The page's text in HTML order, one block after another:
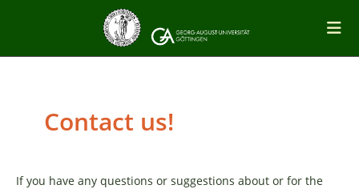
Contact us!
If you have any questions or suggestions about or for the